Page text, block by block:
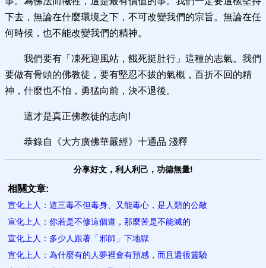
下去，無論在什麼環境之下，不可改變我們的宗旨。無論在任
何時候，也不能改變我們的精神。
我們要有「凍死迎風站，餓死挺肚行」這種的志氣。我們
要做有骨頭的佛教徒，要有堅忍不拔的氣概，百折不回的精
神，什麼也不怕，勇猛向前，決不退後。
這才是真正佛教徒的志向!
恭錄自《大方廣佛華嚴經》十通品 淺釋
分享好文，利人利己，功德無量!
相關文章:
宣化上人：這三毒不但毒身、又能毒心，是人類的公敵
宣化上人：你若是不修這個道，那麼苦是不能滅的
宣化上人：多少人跟著「邪師」下地獄
宣化上人：為什麼有的人夢裡會有預感，而且還很靈驗